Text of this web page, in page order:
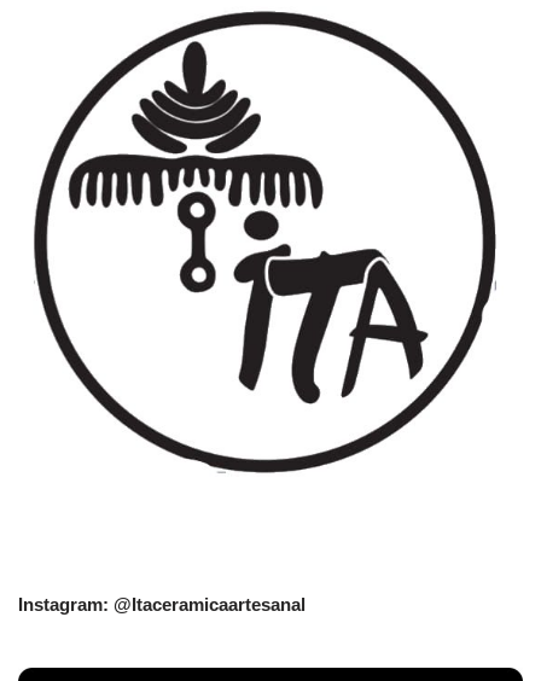
Instagram: @Itaceramicaartesanal